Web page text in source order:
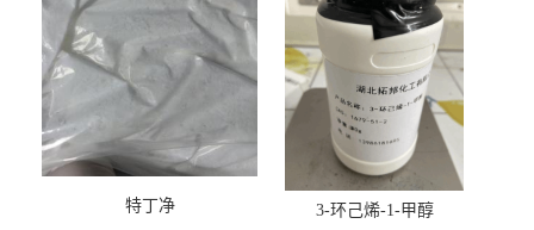
特丁净 3-环己烯-1-甲醇